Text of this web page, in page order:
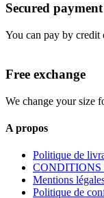
Secured payment
You can pay by credit
Free exchange
We change your size
A propos
Politique de
CONDITIONS
Mentions
Politique de